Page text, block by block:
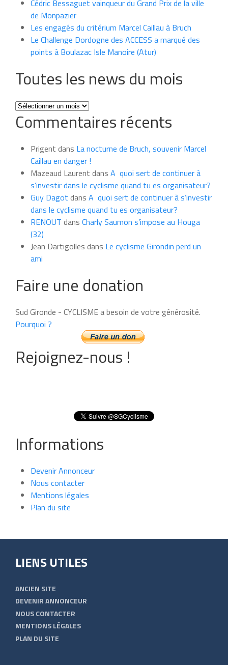
Cédric Bessaguet vainqueur du Grand Prix de la ville
de Monpazier
Les engagés du critérium Marcel Caillau à Bruch
Le Challenge Dordogne des ACCESS a marqué des
points à Boulazac Isle Manoire (Atur)
Toutes les news du mois
Toutes
les
news
mois
Commentaires récents
Prigent dans La nocturne de Bruch, souvenir Marcel
Caillau en danger !
Mazeaud Laurent dans A quoi sert de continuer à
s’investir dans le cyclisme quand tu es organisateur?
Guy Dagot dans A quoi sert de continuer à s’investir
dans le cyclisme quand tu es organisateur?
RENOUT dans Charly Saumon s’impose au Houga
(32)
Jean Dartigolles dans Le cyclisme Girondin perd un
ami
Faire une donation
Sud Gironde - CYCLISME a besoin de votre générosité.
Pourquoi ?
Rejoignez-nous !
Informations
Devenir Annonceur
Nous contacter
Mentions légales
Plan du site
LIENS UTILES
ANCIEN SITE
DEVENIR ANNONCEUR
NOUS CONTACTER
MENTIONS LÉGALES
PLAN DU SITE